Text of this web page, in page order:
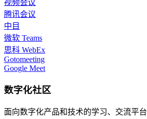
视频会议
腾讯会议
中目
微软 Teams
思科 WebEx
Gotomeeting
Google Meet
数字化社区
面向数字化产品和技术的学习、交流平台